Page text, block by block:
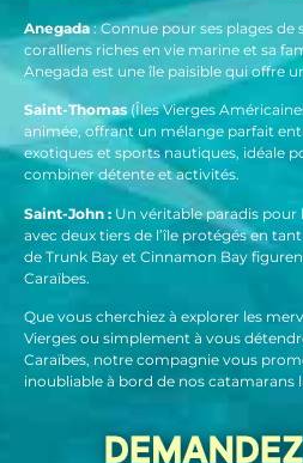
Anegada: Connue pour ses plages de
coralliens riches en vie marine et sa
Anegada est une île paisible qui offre
Saint-Thomas(Îles Vierges
animée, offrant un mélange parfait
exotiques et sports nautiques, idéale
combiner détente et activités.
Saint-John : Un véritable paradis pour
avec deux tiers de l’île protégés en
de Trunk Bay et Cinnamon Bay
Caraïbes.
Que vous cherchiez à explorer les
Vierges ou simplement à vous
Caraïbes, notre compagnie vous
inoubliable à bord de nos catamarans